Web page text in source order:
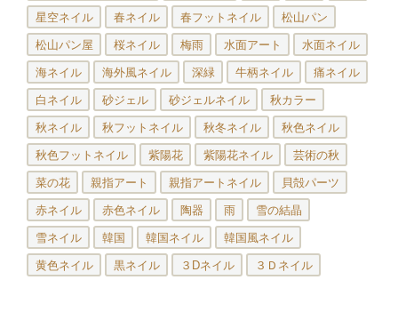
星空ネイル 春ネイル 春フットネイル 松山パン
松山パン屋 桜ネイル 梅雨 水面アート 水面ネイル
海ネイル 海外風ネイル 深緑 牛柄ネイル 痛ネイル
白ネイル 砂ジェル 砂ジェルネイル 秋カラー
秋ネイル 秋フットネイル 秋冬ネイル 秋色ネイル
秋色フットネイル 紫陽花 紫陽花ネイル 芸術の秋
菜の花 親指アート 親指アートネイル 貝殻パーツ
赤ネイル 赤色ネイル 陶器 雨 雪の結晶
雪ネイル 韓国 韓国ネイル 韓国風ネイル
黄色ネイル 黒ネイル ３Dネイル ３Ｄネイル